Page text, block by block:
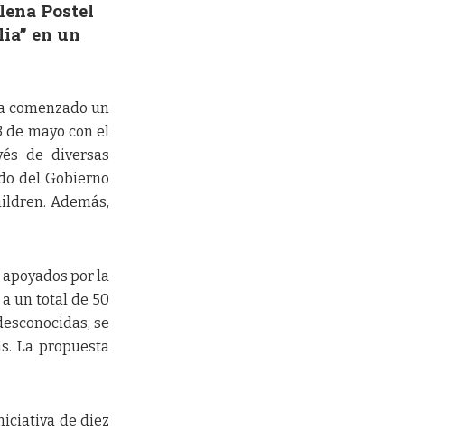
Postel
en un
comenzado un
de mayo con el
de diversas
del Gobierno
Además,
por la
un total de 50
se
La propuesta
de diez